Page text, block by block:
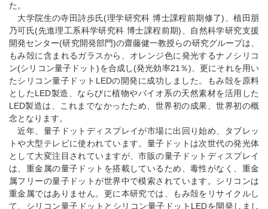
た。
大学院生の寺田詩歩氏(理学研究科 博士課程前期修了)、植田朋
乃可氏(先進理工系科学研究科 博士課程前期)、自然科学研究支援
開発センター(研究開発部門)の齋藤健一教授らの研究グループは、
もみ殻に含まれるガラスから、オレンジ色に発光するナノシリコ
ン(シリコン量子ドット)を合成し(発光効率21％)、更にそれを用い
たシリコン量子ドットLEDの開発に成功しました。もみ殻を原料
としたLED製造、ならびに植物やバイオ系の天然素材を活用した
LED製造は、これまでなかったため、世界初の成果、世界初の概
念となります。
近年、量子ドットディスプレイが市場に出回り始め、タブレッ
トや大型テレビに使われています。量子ドットは次世代の発光体
として大変注目されていますが、市販の量子ドットディスプレイ
は、重金属の量子ドットを搭載しているため、毒性がなく、重金
属フリーの量子ドットが世界中で模索されています。シリコンは
重金属ではありません。更に本研究では、もみ殻をリサイクルし
て、シリコン量子ドットとシリコン量子ドットLEDを開発しまし